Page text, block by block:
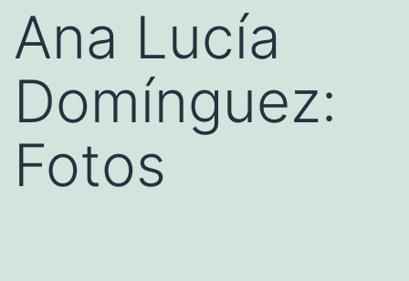
Ana Lucía
Domínguez:
Fotos